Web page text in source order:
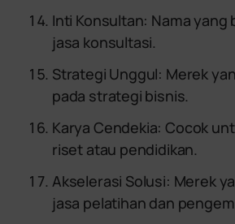
Inti Konsultan: Nama yang
jasa konsultasi.
Strategi Unggul: Merek
pada strategi bisnis.
Karya Cendekia: Cocok
riset atau pendidikan.
Akselerasi Solusi: Merek
jasa pelatihan dan